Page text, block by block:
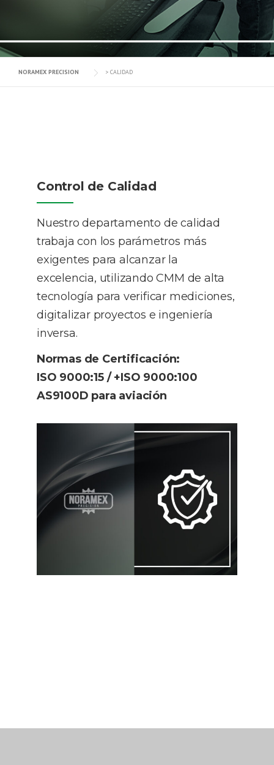
NORAMEX PRECISION > CALIDAD
Control de Calidad
Nuestro departamento de calidad
trabaja con los parámetros más
exigentes para alcanzar la
excelencia, utilizando CMM de alta
tecnología para verificar mediciones,
digitalizar proyectos e ingeniería
inversa.
Normas de Certificación:
ISO 9000:15 / +ISO 9000:100
AS9100D para aviación